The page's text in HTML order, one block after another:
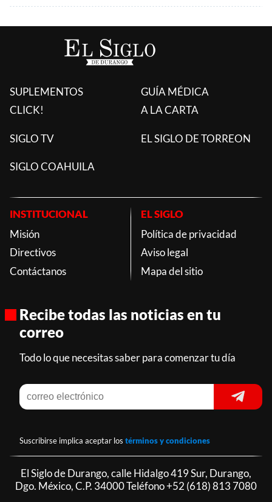
SUPLEMENTOS
CLICK!
GUÍA MÉDICA
A LA CARTA
SIGLO TV EL SIGLO DE TORREON
SIGLO COAHUILA
INSTITUCIONAL
Misión
Directivos
Contáctanos
EL SIGLO
Política de privacidad
Aviso legal
Mapa del sitio
Recibe todas las noticias en tu
correo
Todo lo que necesitas saber para comenzar tu día
Suscribirse implica aceptar los términos y condiciones
El Siglo de Durango, calle Hidalgo 419 Sur, Durango,
Dgo. México, C.P. 34000 Teléfono+52 (618) 813 7080